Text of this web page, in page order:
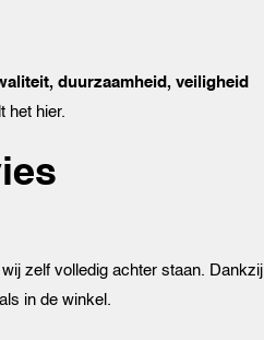
duurzaamheid, veiligheid
het hier.
zelf volledig achter staan. Dankzij
in de winkel.